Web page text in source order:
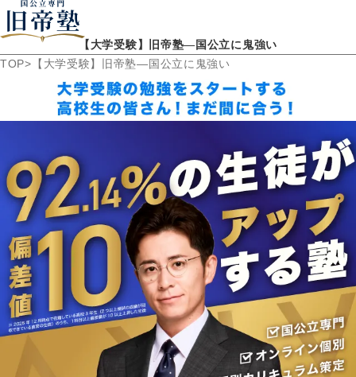
【大学受験】旧帝塾―国公立に鬼強い
TOP 【大学受験】旧帝塾―国公立に鬼強い